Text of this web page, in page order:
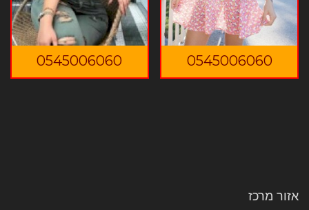
0545006060
0545006060
אזור מרכז